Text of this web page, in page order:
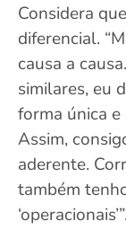
Considera
diferencial.
causa a
similares, eu
forma única e
Assim,
aderente.
também
‘operacionais’”.